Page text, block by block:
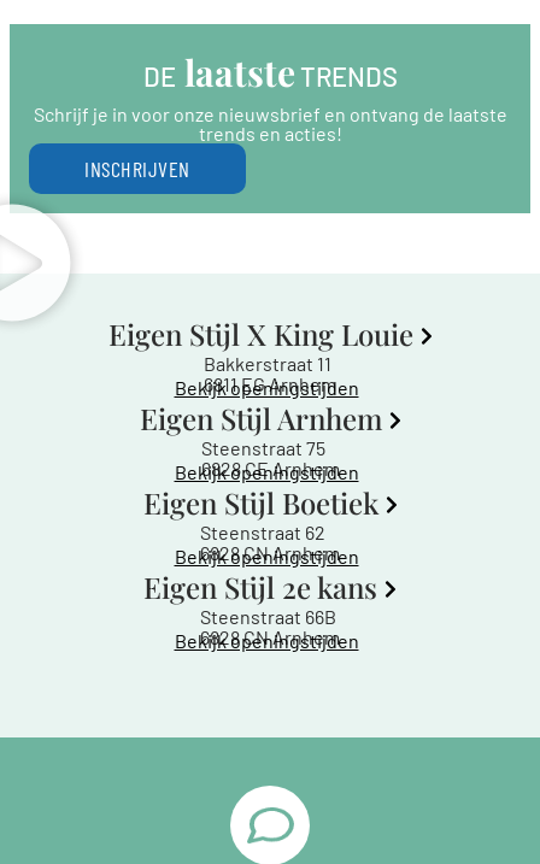
DE laatste TRENDS
Schrijf je in voor onze nieuwsbrief en ontvang de laatste
trends en acties!
INSCHRIJVEN
Eigen Stijl X King Louie
Bakkerstraat 11
6811 EG Arnhem
Bekijk openingstijden
Eigen Stijl Arnhem
Steenstraat 75
6828 CE Arnhem
Bekijk openingstijden
Eigen Stijl Boetiek
Steenstraat 62
6828 CN Arnhem
Bekijk openingstijden
Eigen Stijl 2e kans
Steenstraat 66B
6828 CN Arnhem
Bekijk openingstijden